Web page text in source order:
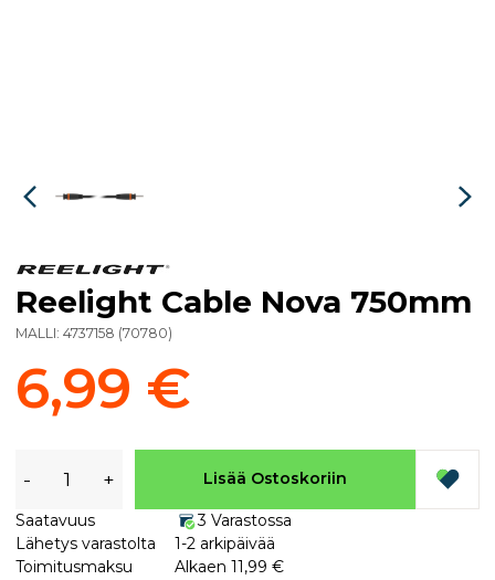
Reelight Cable Nova 750mm
MALLI: 4737158 (70780)
6,99 €
- + Lisää Ostoskoriin
Saatavuus
3 Varastossa
Lähetys varastolta
1-2 arkipäivää
Toimitusmaksu
Alkaen 11,99 €